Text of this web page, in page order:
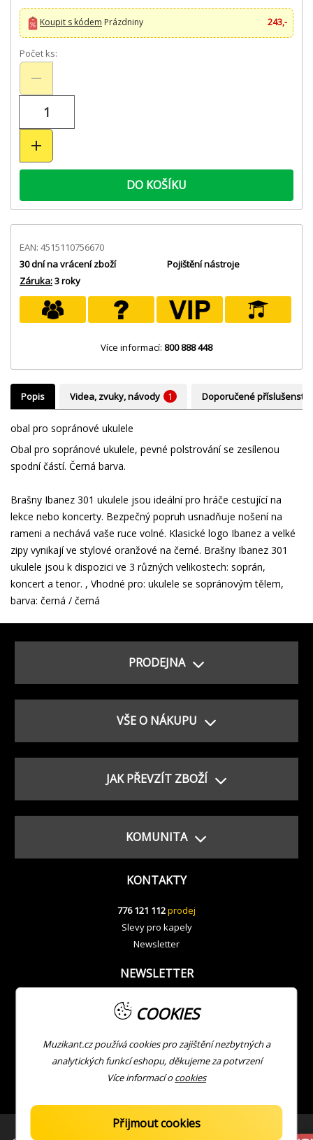
Koupit s kódem Prázdniny 243,-
Počet ks:
DO KOŠÍKU
EAN: 4515110756670
30 dní na vrácení zboží
Záruka:3 roky
Pojištění nástroje
Více informací: 800 888 448
Popis Videa, zvuky, návody 1 Doporučené příslušenství
obal pro sopránové ukulele
Obal pro sopránové ukulele, pevné polstrování se zesílenou
spodní částí. Černá barva.
Brašny Ibanez 301 ukulele jsou ideální pro hráče cestující na
lekce nebo koncerty. Bezpečný popruh usnadňuje nošení na
rameni a nechává vaše ruce volné. Klasické logo Ibanez a velké
zipy vynikají ve stylové oranžové na černé. Brašny Ibanez 301
ukulele jsou k dispozici ve 3 různých velikostech: soprán,
koncert a tenor. , Vhodné pro: ukulele se sopránovým tělem,
barva: černá / černá
PRODEJNA
VŠE O NÁKUPU
JAK PŘEVZÍT ZBOŽÍ
KOMUNITA
KONTAKTY
776 121 112prodej
Slevy pro kapely
Newsletter
NEWSLETTER
COOKIES
Muzikant.cz používá cookies pro zajištění nezbytných a
analytických funkcí eshopu, děkujeme za potvrzení
Více informací ocookies
Přijmout cookies